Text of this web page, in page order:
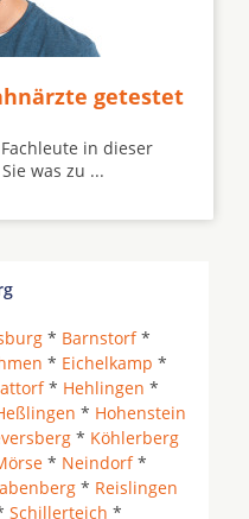
getestet
in dieser
was zu ...
* Barnstorf*
* Eichelkamp *
* Hehlingen *
* Hohenstein
* Köhlerberg
* Neindorf*
* Reislingen
Schillerteich *